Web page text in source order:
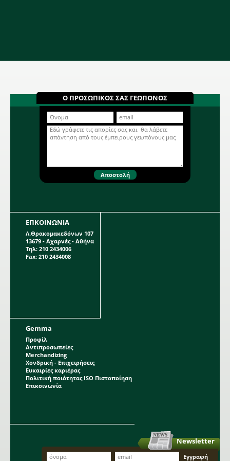
Ο ΠΡΟΣΩΠΙΚΟΣ ΣΑΣ ΓΕΩΠΟΝΟΣ
ΕΠΚΟΙΝΩΝΙΑ
Λ.Θρακομακεδόνων 107
13679 - Αχαρνές - Αθήνα
Τηλ: 210 2434006
Fax: 210 2434008
Gemma
Προφίλ
Αντιπροσωπείες
Merchandizing
Χονδρική - Επιχειρήσεις
Ευκαιρίες καριέρας
Πολιτική ποιότητας ISO Πιστοποίηση
Επικοινωνία
Newsletter